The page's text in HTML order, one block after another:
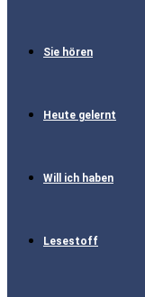
Sie hören
Heute gelernt
Will ich haben
Lesestoff